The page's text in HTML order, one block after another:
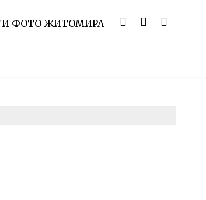
ФОТО ЖИТОМИРА